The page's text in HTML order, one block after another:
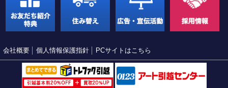
会社概要 個人情報保護指針 PCサイトはこちら